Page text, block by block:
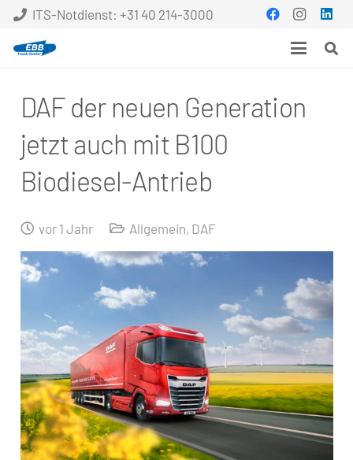
ITS-Notdienst: +31 40 214-3000
DAF der neuen Generation
jetzt auch mit B100
Biodiesel-Antrieb
vor 1 Jahr Allgemein, DAF